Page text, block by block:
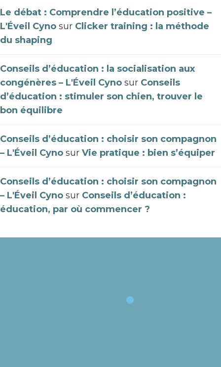
Le débat : Comprendre l’éducation positive –
L'Éveil Cyno sur Clicker training : la méthode
du shaping
Conseils d’éducation : la socialisation aux
congénères – L'Éveil Cyno sur Conseils
d’éducation : stimuler son chien, trouver le
bon équilibre
Conseils d’éducation : choisir son compagnon
– L'Éveil Cyno sur Vie pratique : bien s’équiper
Conseils d’éducation : choisir son compagnon
– L'Éveil Cyno sur Conseils d’éducation :
éducation, par où commencer ?